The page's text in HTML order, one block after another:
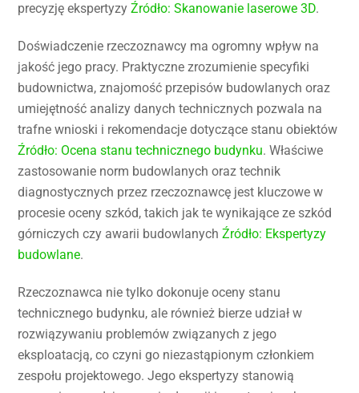
precyzję ekspertyzyŹródło: Skanowanie laserowe 3D.
Doświadczenie rzeczoznawcy ma ogromny wpływ na
jakość jego pracy. Praktyczne zrozumienie specyfiki
budownictwa, znajomość przepisów budowlanych oraz
umiejętność analizy danych technicznych pozwala na
trafne wnioski i rekomendacje dotyczące stanu obiektów
Źródło: Ocena stanu technicznego budynku. Właściwe
zastosowanie norm budowlanych oraz technik
diagnostycznych przez rzeczoznawcę jest kluczowe w
procesie oceny szkód, takich jak te wynikające ze szkód
górniczych czy awarii budowlanychŹródło: Ekspertyzy
budowlane.
Rzeczoznawca nie tylko dokonuje oceny stanu
technicznego budynku, ale również bierze udział w
rozwiązywaniu problemów związanych z jego
eksploatacją, co czyni go niezastąpionym członkiem
zespołu projektowego. Jego ekspertyzy stanowią